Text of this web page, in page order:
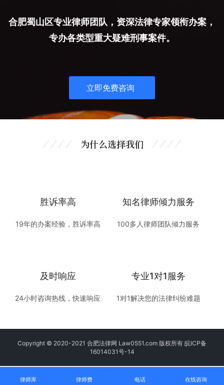
合肥蜀山区专业律师团队，资深法律专家领衔办案，
专办各类型重大疑难刑事案件。
立即免费咨询
为什么选择我们
胜诉率高
19年的办案经验，胜诉率高
知名律师倾力服务
100多人律师团队倾力服务
及时响应
24小时咨询热线，快速响应
专业1对1服务
1对1解决您的法律纠纷难题
Copyright © 2020-2021 合肥法律网 Law0551.com 版权所有 皖ICP备
16014031号-14
律师库 律师费 电话 在线咨询